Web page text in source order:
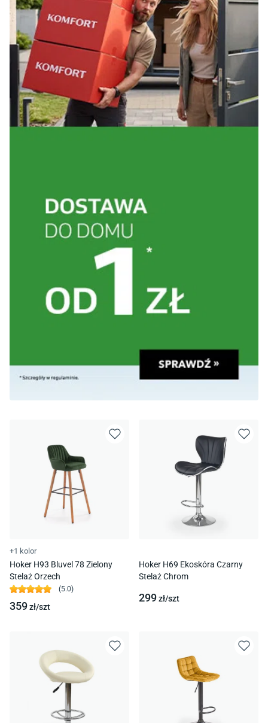
+1 kolor
Hoker H93 Bluvel 78 Zielony
Stelaż Orzech
(5.0)
359zł/szt
Hoker H69 Ekoskóra Czarny
Stelaż Chrom
299zł/szt